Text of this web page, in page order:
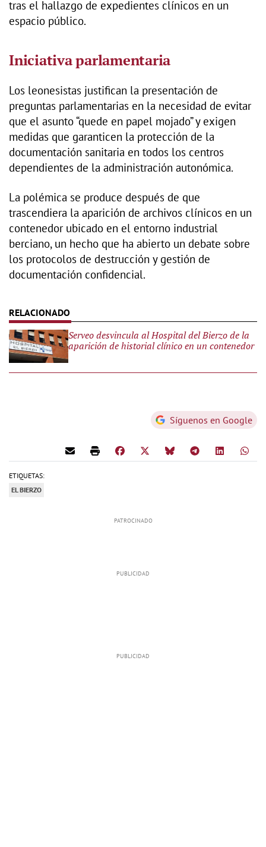
tras el hallazgo de expedientes clínicos en un
espacio público.
Iniciativa parlamentaria
Los leonesistas justifican la presentación de
preguntas parlamentarias en la necesidad de evitar
que el asunto “quede en papel mojado” y exigen
medidas que garanticen la protección de la
documentación sanitaria en todos los centros
dependientes de la administración autonómica.
La polémica se produce después de que
trascendiera la aparición de archivos clínicos en un
contenedor ubicado en el entorno industrial
berciano, un hecho que ha abierto un debate sobre
los protocolos de destrucción y gestión de
documentación confidencial.
Serveo desvincula al Hospital del Bierzo de la
aparición de historial clínico en un contenedor
Síguenos en Google
ETIQUETAS:
EL BIERZO